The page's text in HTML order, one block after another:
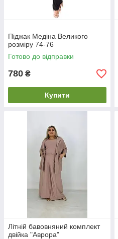
Піджак Медіна Великого
розміру 74-76
Готово до відправки
780 ₴
Купити
Літній бавовняний комплект
двійка "Аврора"